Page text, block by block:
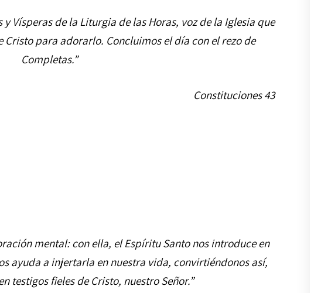
Vísperas de la Liturgia de las Horas, voz de la Iglesia que
Cristo para adorarlo. Concluimos el día con el rezo de
Completas.”
Constituciones 43
mental: con ella, el Espíritu Santo nos introduce en
ayuda a injertarla en nuestra vida, convirtiéndonos así,
testigos fieles de Cristo, nuestro Señor.”